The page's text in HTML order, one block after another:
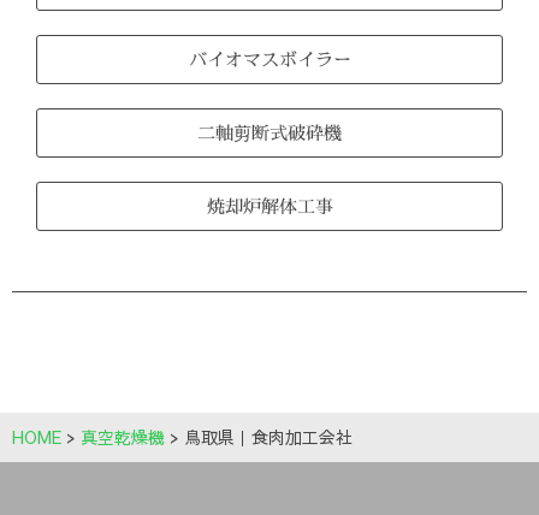
バイオマスボイラー
二軸剪断式破砕機
焼却炉解体工事
HOME > 真空乾燥機 > 鳥取県｜食肉加工会社